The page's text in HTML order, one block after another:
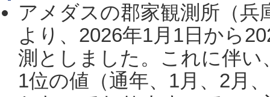
アメダスの郡家観測所（
より、2026年1月1日から
測としました。これに伴い
1位の値（通年、1月、2月